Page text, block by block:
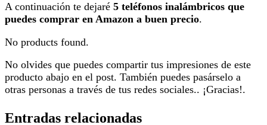
A continuación te dejaré 5 teléfonos inalámbricos que
puedes comprar en Amazon a buen precio.
No products found.
No olvides que puedes compartir tus impresiones de este
producto abajo en el post. También puedes pasárselo a
otras personas a través de tus redes sociales.. ¡Gracias!.
Entradas relacionadas